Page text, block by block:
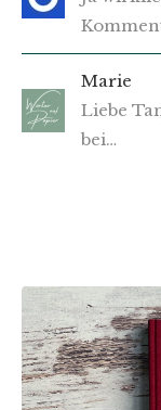
Marie
Liebe
bei…